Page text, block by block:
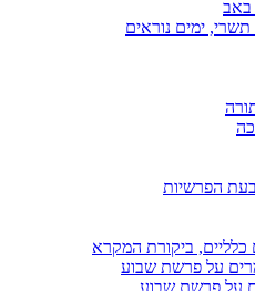
באב
ימים נוראים
הפרשיות
ביקורת המקרא
על פרשת שבוע
על פרשת שבוע